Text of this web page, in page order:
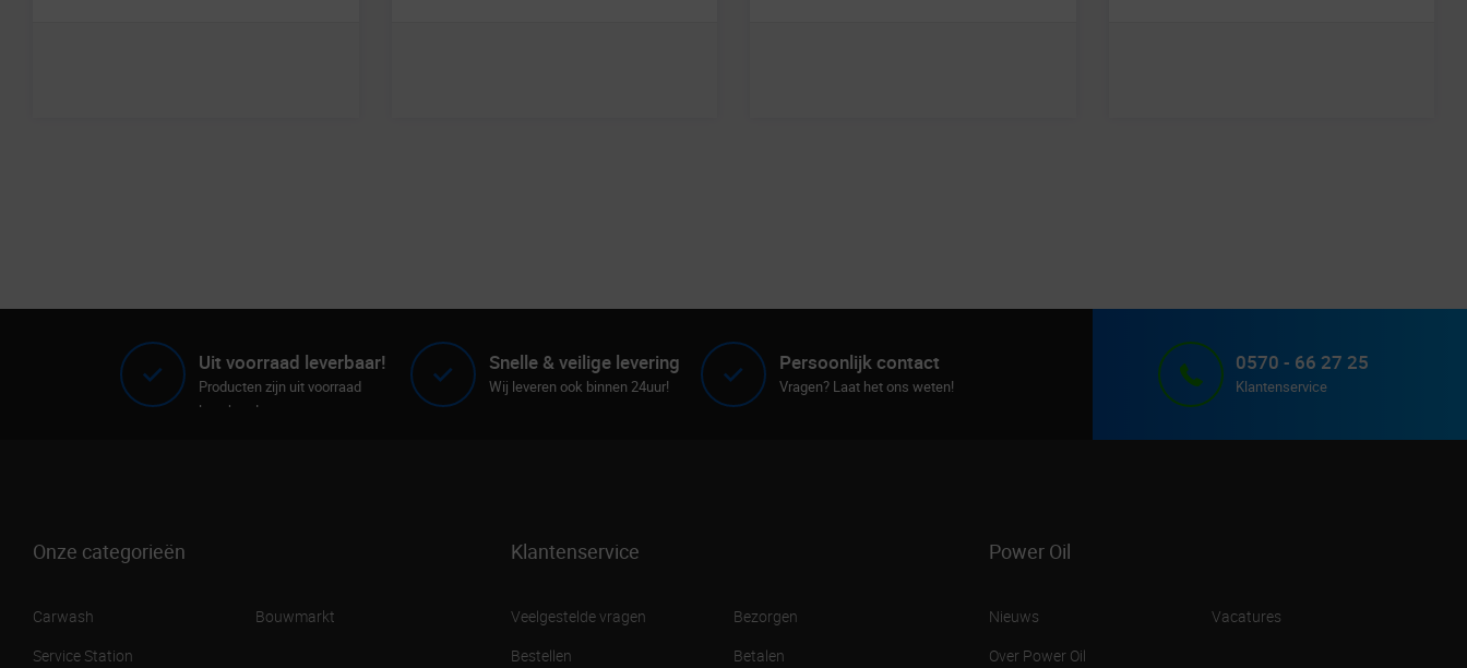
Uit voorraad leverbaar!
Producten zijn uit voorraad
leverbaar!
Snelle & veilige levering
Wij leveren ook binnen 24uur!
Persoonlijk contact
Vragen? Laat het ons weten!
0570 - 66 27 25
Klantenservice
Onze categorieën
Carwash
Bouwmarkt
Service Station
Klantenservice
Veelgestelde vragen
Bezorgen
Bestellen
Betalen
Power Oil
Nieuws
Vacatures
Over Power Oil